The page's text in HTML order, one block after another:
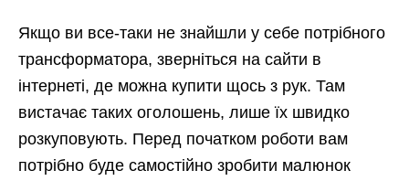
Якщо ви все-таки не знайшли у себе потрібного
трансформатора, зверніться на сайти в
інтернеті, де можна купити щось з рук. Там
вистачає таких оголошень, лише їх швидко
розкуповують. Перед початком роботи вам
потрібно буде самостійно зробити малюнок